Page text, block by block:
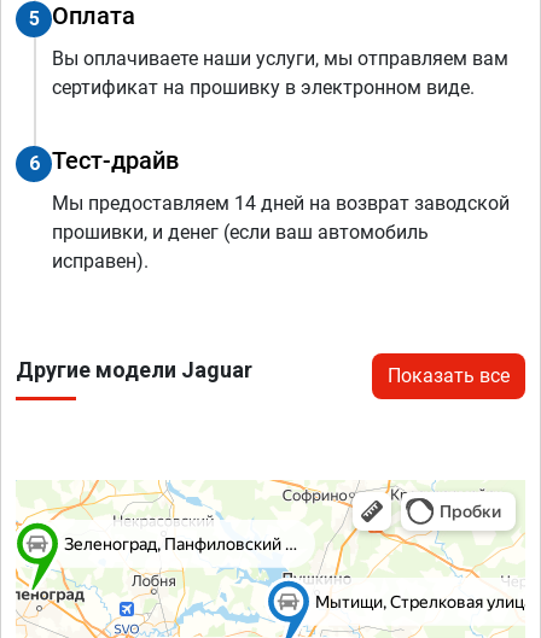
5 Оплата
Вы оплачиваете наши услуги, мы отправляем вам
сертификат на прошивку в электронном виде.
6 Тест-драйв
Мы предоставляем 14 дней на возврат заводской
прошивки, и денег (если ваш автомобиль
исправен).
Другие модели Jaguar Показать все